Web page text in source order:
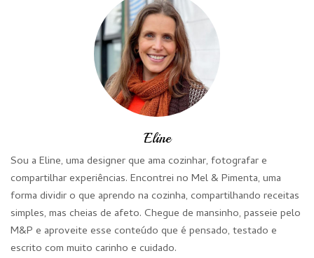
Eline
Sou a Eline, uma designer que ama cozinhar, fotografar e
compartilhar experiências. Encontrei no Mel & Pimenta, uma
forma dividir o que aprendo na cozinha, compartilhando receitas
simples, mas cheias de afeto. Chegue de mansinho, passeie pelo
M&P e aproveite esse conteúdo que é pensado, testado e
escrito com muito carinho e cuidado.